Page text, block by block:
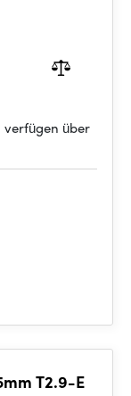
verfügen über
T2.9-E